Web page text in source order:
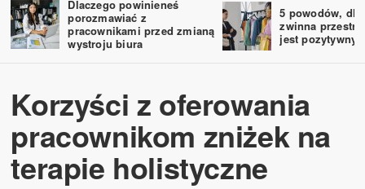
Dlaczego powinieneś
porozmawiać z
pracownikami przed zmianą
wystroju biura
5 powodów,
zwinna
jest
Korzyści z oferowania
pracownikom zniżek na
terapie holistyczne